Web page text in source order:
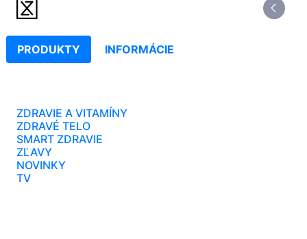
PRODUKTY INFORMÁCIE
ZDRAVIE A VITAMÍNY
ZDRAVÉ TELO
SMART ZDRAVIE
ZĽAVY
NOVINKY
TV